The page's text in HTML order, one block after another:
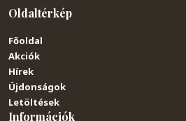
Oldaltérkép
Főoldal
Akciók
Hírek
Újdonságok
Letöltések
Információk